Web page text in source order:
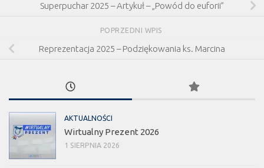
Superpuchar 2025 – Artykuł – „Powód do euforii”
POPRZEDNI WPIS
Reprezentacja 2025 – Podziękowania ks. Marcina
AKTUALNOŚCI
Wirtualny Prezent 2026
1 SIERPNIA 2026